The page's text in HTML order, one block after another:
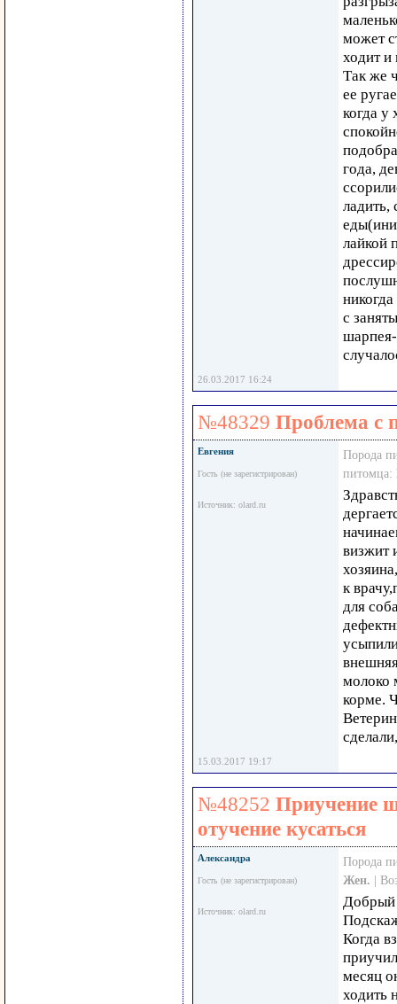
может
ходит и
Так же
ее
когда у
года,
ладить,
лайкой
с
шарпея-
26.03.2017 16:24
№48329 Проблема с
Евгения
Гость (не зарегистрирован)
Источник: olard.ru
Порода
питомца:
визжит
к
для
молоко
корме.
15.03.2017 19:17
№48252 Приучение
отучение кусаться
Александра
Гость (не зарегистрирован)
Источник: olard.ru
Порода
Жен. |
Добрый
Когда
месяц
ходить